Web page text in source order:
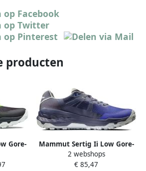
producten
Gore-
Groen
Mammut Sertig Ii Low Gore-
tex Wandelschoenen Blauw 2
3 Man
2 webshops
€ 85,47